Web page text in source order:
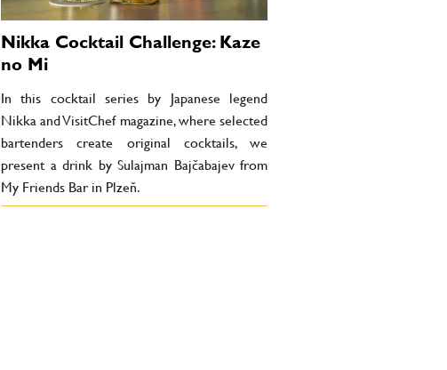
Nikka Cocktail Challenge: Kaze
no Mi
In this cocktail series by Japanese legend
Nikka and VisitChef magazine, where selected
bartenders create original cocktails, we
present a drink by Sulajman Bajčabajev from
My Friends Bar in Plzeň.